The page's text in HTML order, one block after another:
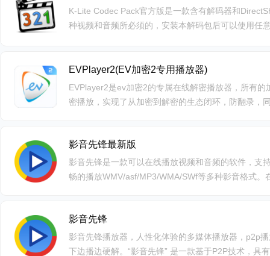
K-Lite Codec Pack官方版是一款含有解码器和
种视频和音频所必须的，安装本解码包后可以使用任
EVPlayer2(EV加密2专用播放器)
EVPlayer2是ev加密2的专属在线解密播放器，所有
密播放，实现了从加密到解密的生态闭环，防翻录，
影音先锋最新版
影音先锋是一款可以在线播放视频和音频的软件，支
畅的播放WMV/asf/MP3/WMA/SWf等多种影音格式
核心、最新的DVD解码器等多种解码器。
影音先锋
影音先锋播放器，人性化体验的多媒体播放器，p2p
下边播边硬解。“影音先锋” 是一款基于P2P技术，具